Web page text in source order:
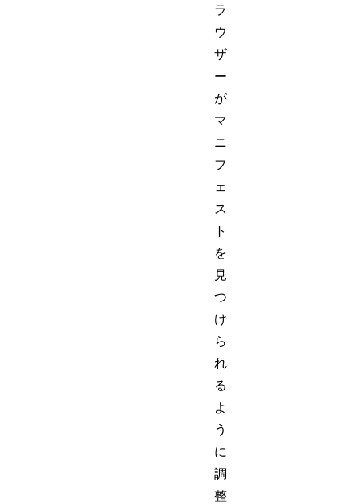
ラ
ウ
ザ
ー
が
マ
ニ
フ
ェ
ス
ト
を
見
つ
け
ら
れ
る
よ
う
に
調
整